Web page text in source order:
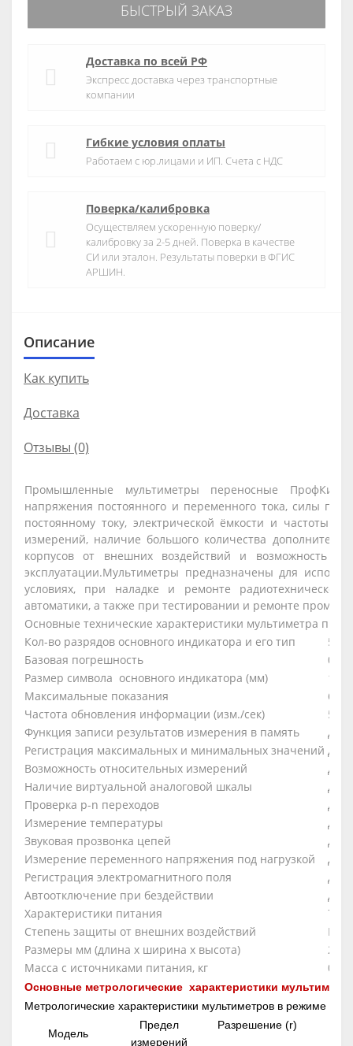
БЫСТРЫЙ ЗАКАЗ
Доставка по всей РФ
Экспресс доставка через транспортные
компании
Гибкие условия оплаты
Работаем с юр.лицами и ИП. Счета с НДС
Поверка/калибровка
Осуществляем ускоренную поверку/
калибровку за 2-5 дней. Поверка в качестве
СИ или эталон. Результаты поверки в ФГИС
АРШИН.
Описание
Как купить
Доставка
Отзывы (0)
Промышленные мультиметры переносные
напряжения постоянного и переменного тока, силы
постоянному току, электрической ёмкости и частоты.
измерений, наличие большого количества
корпусов от внешних воздействий и возможность
эксплуатации.Мультиметры предназначены для
условиях, при наладке и ремонте
автоматики, а также при тестировании и ремонте
Основные технические характеристики мультиметра
Кол-во разрядов основного индикатора и его тип
5
Базовая погрешность
Размер символа основного индикатора (мм)
15
Максимальные показания
60
Частота обновления информации (изм./сек)
5
Функция записи результатов измерения в память
Да
Регистрация максимальных и минимальных значений Да
Возможность относительных измерений
Да
Наличие виртуальной аналоговой шкалы
Да
Проверка p-n переходов
Да
Измерение температуры
Да
Звуковая прозвонка цепей
Да
Измерение переменного напряжения под нагрузкой
Да
Регистрация электромагнитного поля
Да
Автоотключение при бездействии
Да
Характеристики питания
Степень защиты от внешних воздействий
IP53
Размеры мм (длина х ширина х высота)
Масса с источниками питания, кг
0,5
Основные метрологические характеристики
Метрологические характеристики мультиметров в режиме
Модель
Предел
измерений
Разрешение (r)